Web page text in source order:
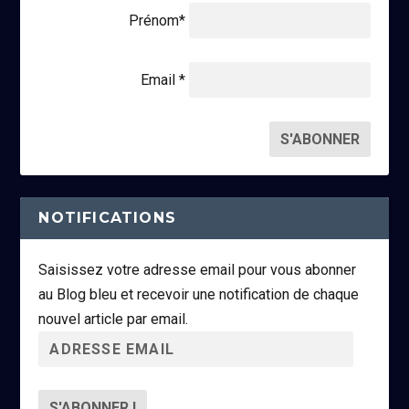
Prénom*
Email *
NOTIFICATIONS
Saisissez votre adresse email pour vous abonner
au Blog bleu et recevoir une notification de chaque
nouvel article par email.
r